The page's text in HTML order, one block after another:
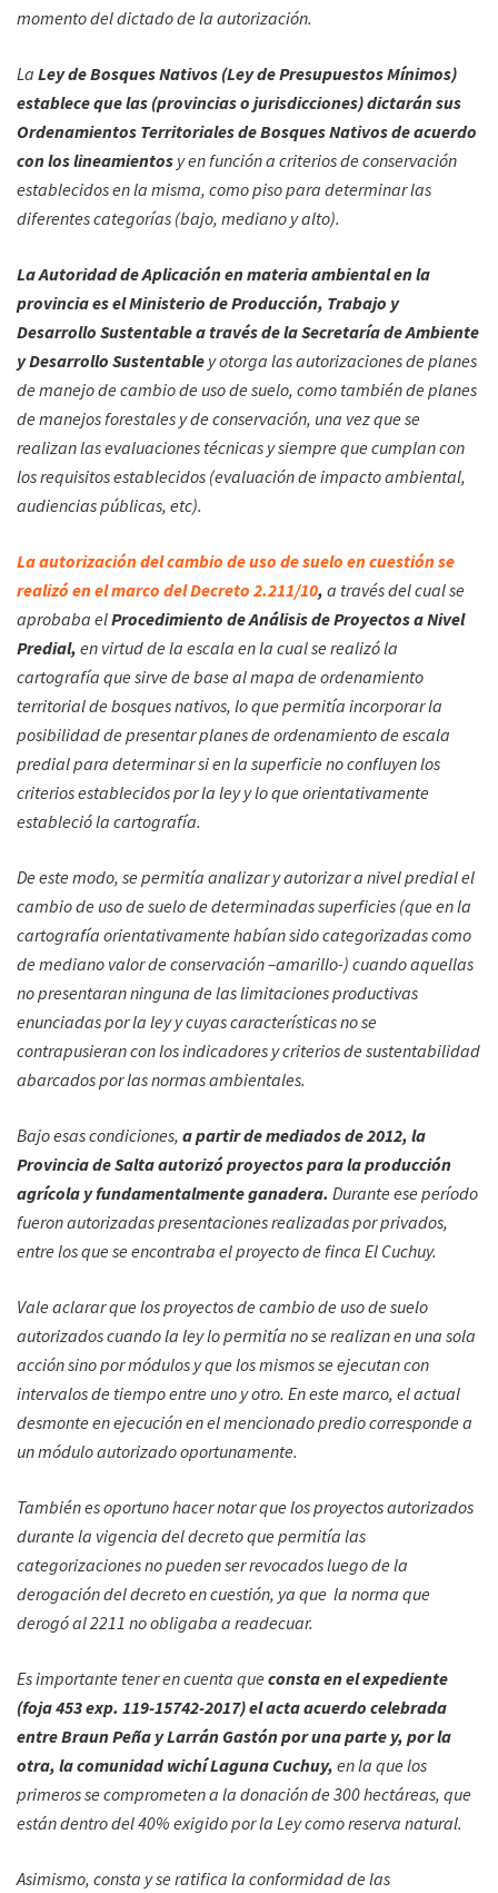
momento del dictado de la autorización.
La Ley de Bosques Nativos (Ley de Presupuestos Mínimos)
establece que las (provincias o jurisdicciones) dictarán sus
Ordenamientos Territoriales de Bosques Nativos de acuerdo
con los lineamientos y en función a criterios de conservación
establecidos en la misma, como piso para determinar las
diferentes categorías (bajo, mediano y alto).
La Autoridad de Aplicación en materia ambiental en la
provincia es el Ministerio de Producción, Trabajo y
Desarrollo Sustentable a través de la Secretaría de Ambiente
y Desarrollo Sustentable y otorga las autorizaciones de planes
de manejo de cambio de uso de suelo, como también de planes
de manejos forestales y de conservación, una vez que se
realizan las evaluaciones técnicas y siempre que cumplan con
los requisitos establecidos (evaluación de impacto ambiental,
audiencias públicas, etc).
La autorización del cambio de uso de suelo en cuestión se
realizó en el marco del Decreto 2.211/10, a través del cual se
aprobaba elProcedimiento de Análisis de Proyectos a Nivel
Predial, en virtud de la escala en la cual se realizó la
cartografía que sirve de base al mapa de ordenamiento
territorial de bosques nativos, lo que permitía incorporar la
posibilidad de presentar planes de ordenamiento de escala
predial para determinar si en la superficie no confluyen los
criterios establecidos por la ley y lo que orientativamente
estableció la cartografía.
De este modo, se permitía analizar y autorizar a nivel predial el
cambio de uso de suelo de determinadas superficies (que en la
cartografía orientativamente habían sido categorizadas como
de mediano valor de conservación –amarillo-) cuando aquellas
no presentaran ninguna de las limitaciones productivas
enunciadas por la ley y cuyas características no se
contrapusieran con los indicadores y criterios de sustentabilidad
abarcados por las normas ambientales.
Bajo esas condiciones, a partir de mediados de 2012, la
Provincia de Salta autorizó proyectos para la producción
agrícola y fundamentalmente ganadera. Durante ese período
fueron autorizadas presentaciones realizadas por privados,
entre los que se encontraba el proyecto de finca El Cuchuy.
Vale aclarar que los proyectos de cambio de uso de suelo
autorizados cuando la ley lo permitía no se realizan en una sola
acción sino por módulos y que los mismos se ejecutan con
intervalos de tiempo entre uno y otro. En este marco, el actual
desmonte en ejecución en el mencionado predio corresponde a
un módulo autorizado oportunamente.
También es oportuno hacer notar que los proyectos autorizados
durante la vigencia del decreto que permitía las
categorizaciones no pueden ser revocados luego de la
derogación del decreto en cuestión, ya que la norma que
derogó al 2211 no obligaba a readecuar.
Es importante tener en cuenta que consta en el expediente
(foja 453 exp. 119-15742-2017) el acta acuerdo celebrada
entre Braun Peña y Larrán Gastón por una parte y, por la
otra, la comunidad wichí Laguna Cuchuy, en la que los
primeros se comprometen a la donación de 300 hectáreas, que
están dentro del 40% exigido por la Ley como reserva natural.
Asimismo, consta y se ratifica la conformidad de las